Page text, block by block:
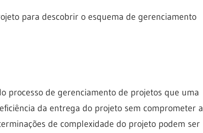
para descobrir o esquema de gerenciamento
processo de gerenciamento de projetos que uma
da entrega do projeto sem comprometer a
de complexidade do projeto podem ser